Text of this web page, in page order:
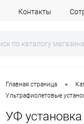
Контакты
Главная страница •
Ультрафиолетовые
УФ